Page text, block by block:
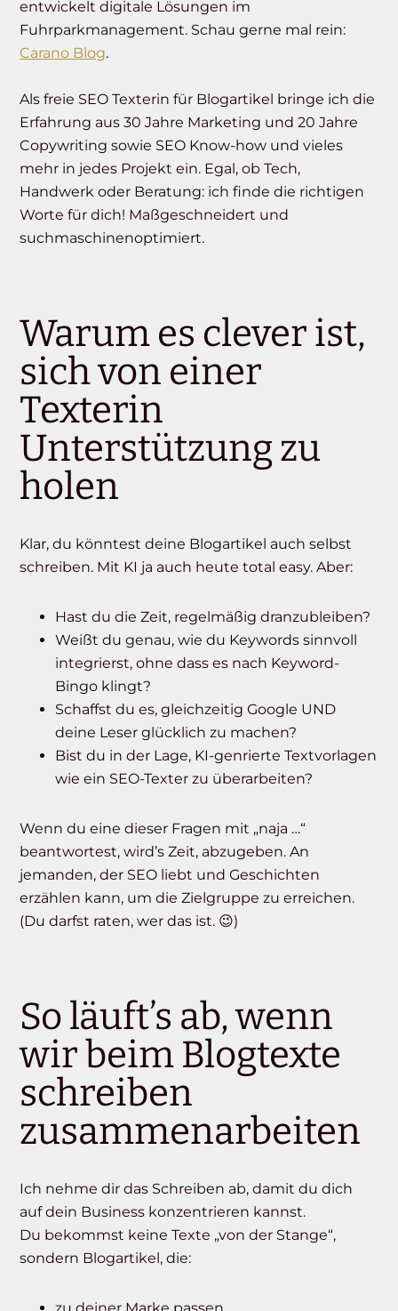
entwickelt digitale Lösungen im
Fuhrparkmanagement. Schau gerne mal rein:
Carano Blog.
Als freie SEO Texterin für Blogartikel bringe ich die
Erfahrung aus 30 Jahre Marketing und 20 Jahre
Copywriting sowie SEO Know-how und vieles
mehr in jedes Projekt ein. Egal, ob Tech,
Handwerk oder Beratung: ich finde die richtigen
Worte für dich! Maßgeschneidert und
suchmaschinenoptimiert.
Warum es clever ist,
sich von einer
Texterin
Unterstützung zu
holen
Klar, du könntest deine Blogartikel auch selbst
schreiben. Mit KI ja auch heute total easy. Aber:
Hast du die Zeit, regelmäßig dranzubleiben?
Weißt du genau, wie du Keywords sinnvoll
integrierst, ohne dass es nach Keyword-
Bingo klingt?
Schaffst du es, gleichzeitig Google UND
deine Leser glücklich zu machen?
Bist du in der Lage, KI-genrierte Textvorlagen
wie ein SEO-Texter zu überarbeiten?
Wenn du eine dieser Fragen mit „naja …“
beantwortest, wird’s Zeit, abzugeben. An
jemanden, der SEO liebt und Geschichten
erzählen kann, um die Zielgruppe zu erreichen.
(Du darfst raten, wer das ist. 😉)
So läuft’s ab, wenn
wir beim Blogtexte
schreiben
zusammenarbeiten
Ich nehme dir das Schreiben ab, damit du dich
auf dein Business konzentrieren kannst.
Du bekommst keine Texte „von der Stange“,
sondern Blogartikel, die: